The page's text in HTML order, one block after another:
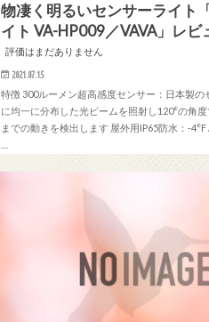
物凄く明るいセンサーライト
イト VA-HP009／VAVA」レビ
評価はまだありません
2021.07.15
特徴 300ルーメン超高感度センサー：日本製の
に均一に分布した光ビームを照射し120°の角
までの動きを検出します 屋外用IP65防水：-4°F